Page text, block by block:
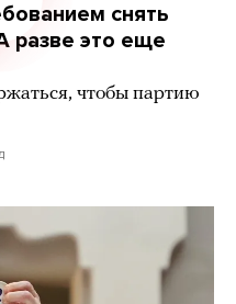
снять
разве это еще
чтобы партию